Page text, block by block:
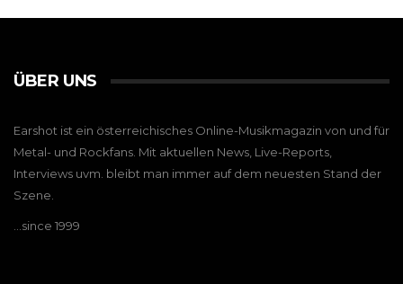
ÜBER UNS
Earshot ist ein österreichisches Online-Musikmagazin von und für
Metal- und Rockfans. Mit aktuellen News, Live-Reports,
Interviews uvm. bleibt man immer auf dem neuesten Stand der
Szene.
…since 1999